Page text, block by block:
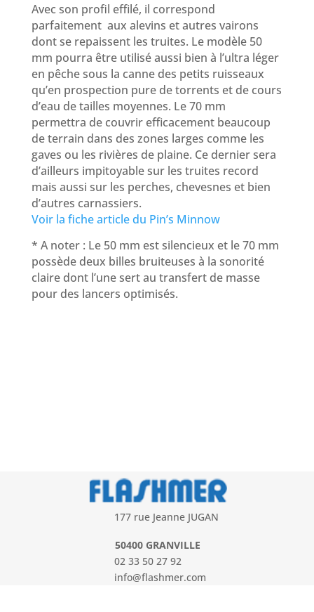
Avec son profil effilé, il correspond
parfaitement aux alevins et autres vairons
dont se repaissent les truites. Le modèle 50
mm pourra être utilisé aussi bien à l’ultra léger
en pêche sous la canne des petits ruisseaux
qu’en prospection pure de torrents et de cours
d’eau de tailles moyennes. Le 70 mm
permettra de couvrir efficacement beaucoup
de terrain dans des zones larges comme les
gaves ou les rivières de plaine. Ce dernier sera
d’ailleurs impitoyable sur les truites record
mais aussi sur les perches, chevesnes et bien
d’autres carnassiers.
Voir la fiche article du Pin’s Minnow
* A noter : Le 50 mm est silencieux et le 70 mm
possède deux billes bruiteuses à la sonorité
claire dont l’une sert au transfert de masse
pour des lancers optimisés.
177 rue Jeanne JUGAN
50400 GRANVILLE
02 33 50 27 92
info@flashmer.com